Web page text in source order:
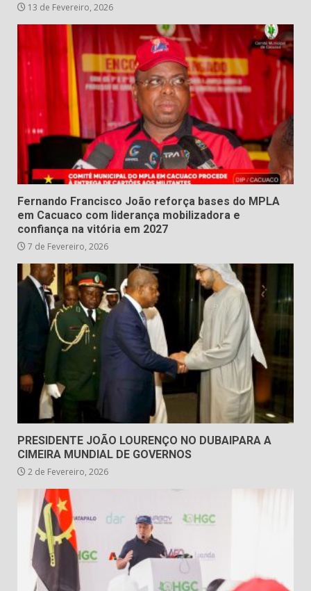
13 de Fevereiro, 2026
Fernando Francisco João reforça bases do MPLA
em Cacuaco com liderança mobilizadora e
confiança na vitória em 2027
7 de Fevereiro, 2026
PRESIDENTE JOÃO LOURENÇO NO DUBAIPARA A
CIMEIRA MUNDIAL DE GOVERNOS
2 de Fevereiro, 2026